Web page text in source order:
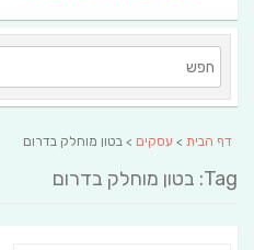
דף הבית > עסקים > בטון מוחלק בדרום
Tag: בטון מוחלק בדרום